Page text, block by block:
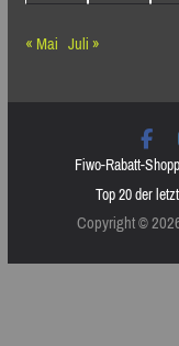
« Mai Juli »
Fiwo-Rabatt-
Top 20 der
Copyright ©